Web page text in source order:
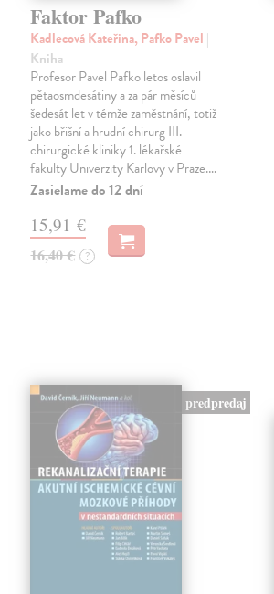
Faktor Pafko
Kadlecová Kateřina, Pafko Pavel |
Kniha
Profesor Pavel Pafko letos oslavil
pětaosmdesátiny a za pár měsíců
šedesát let v témže zaměstnání, totiž
jako břišní a hrudní chirurg III.
chirurgické kliniky 1. lékařské
fakulty Univerzity Karlovy v Praze.…
Zasielame do 12 dní
15,91 €
16,40 € ?
predpredaj